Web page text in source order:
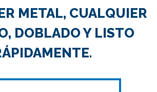
METAL, CUALQUIER
DOBLADO Y LISTO